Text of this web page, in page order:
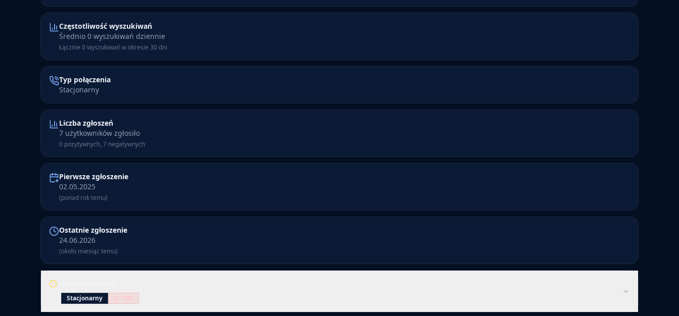
Częstotliwość wyszukiwań
Średnio 0 wyszukiwań dziennie
Łącznie 0 wyszukiwań w okresie 30 dni
Typ połączenia
Stacjonarny
Liczba zgłoszeń
7 użytkowników zgłosiło
0 pozytywnych, 7 negatywnych
Pierwsze zgłoszenie
02.05.2025
(ponad rok temu)
Ostatnie zgłoszenie
24.06.2026
(około miesiąc temu)
Stacjonarny